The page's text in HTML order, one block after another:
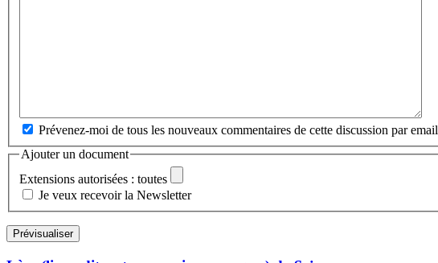
Prévenez-moi de tous les nouveaux commentaires de cette discussion par email
Ajouter un document
Extensions autorisées : toutes
Je veux recevoir la Newsletter